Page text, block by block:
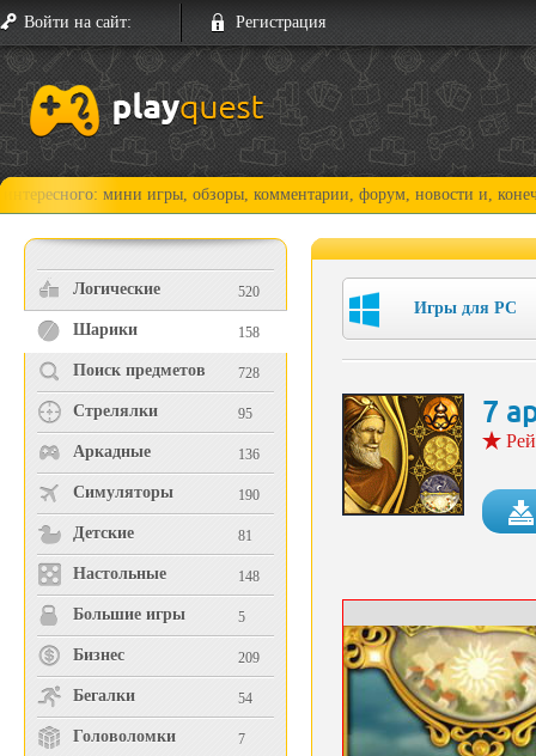
Войти на сайт: Регистрация
мини игры, обзоры, комментарии, форум, новости и, конечно,
Логические 520
Шарики 158
Поиск предметов 728
Стрелялки 95
Аркадные 136
Симуляторы 190
Детские 81
Настольные 148
Большие игры 5
Бизнес 209
Бегалки 54
Головоломки 7
Игры для PC
7